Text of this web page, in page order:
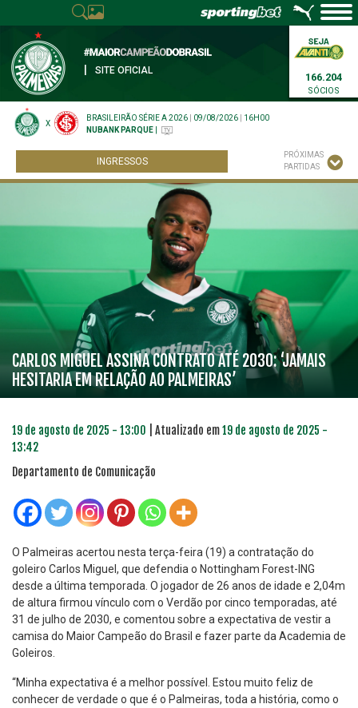
SITE OFICIAL
166.204
SÓCIOS
X
BRASILEIRÃO SÉRIE A 2026 09/08/2026
16H00
NUBANK PARQUE
INGRESSOS
PRÓXIMAS
PARTIDAS
CARLOS MIGUEL ASSINA CONTRATO ATÉ 2030: ‘JAMAIS
HESITARIA EM RELAÇÃO AO PALMEIRAS’
19 de agosto de 2025 - 13:00 | Atualizado em19 de agosto de 2025 -
13:42
Departamento de Comunicação
O Palmeiras acertou nesta terça-feira (19) a contratação do
goleiro Carlos Miguel, que defendia o Nottingham Forest-ING
desde a última temporada. O jogador de 26 anos de idade e 2,04m
de altura firmou vínculo com o Verdão por cinco temporadas, até
31 de julho de 2030, e comentou sobre a expectativa de vestir a
camisa do Maior Campeão do Brasil e fazer parte da Academia de
Goleiros.
“Minha expectativa é a melhor possível. Estou muito feliz de
conhecer de verdade o que é o Palmeiras, toda a história, como o